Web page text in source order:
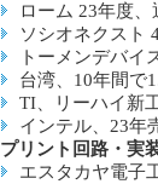
ローム 23年度
ソシオネクスト
トーメンデバイ
台湾、10年間で
TI、リーハイ新
インテル、23年
プリント回路・実
エスタカヤ電子